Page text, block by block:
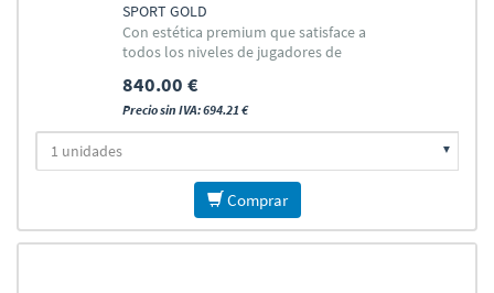
SPORT GOLD
Con estética premium que satisface a
todos los niveles de jugadores de
840.00 €
Precio sin IVA: 694.21 €
Comprar